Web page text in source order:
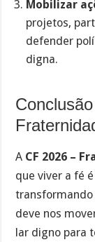
Mobilizar
projetos,
defender
digna.
A CF 2026 –
que viver a fé
transformando
deve nos
lar digno para